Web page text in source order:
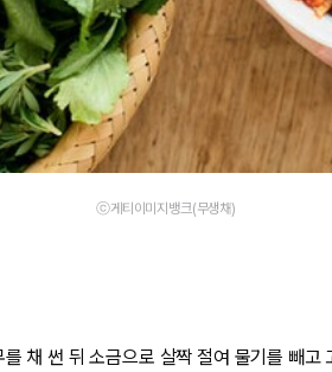
ⓒ게티이미지뱅크(무생채)
채 썬 뒤 소금으로 살짝 절여 물기를 빼고